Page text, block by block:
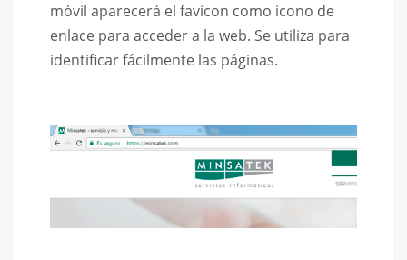
móvil aparecerá el favicon como icono de
enlace para acceder a la web. Se utiliza para
identificar fácilmente las páginas.